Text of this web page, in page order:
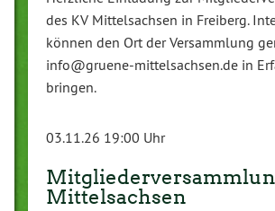
des KV Mittelsachsen in Freiberg.
können den Ort der Versammlung
info@gruene-mittelsachsen.de in
bringen.
03.11.26 19:00 Uhr
Mittelsachsen